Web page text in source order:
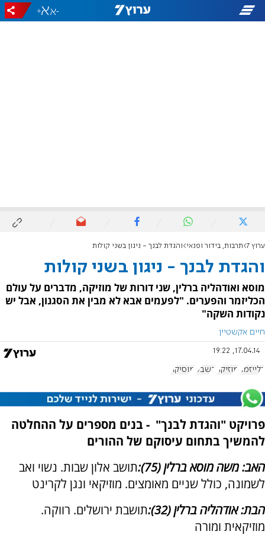
-
+
ערוץ 7 תרבות, בידור ופנאי והגדת לבנך - ניגון בשני קולות
והגדת לבנך - ניגון בשני קולות
מוסא ואודהליה ברלין, שני דורות של מוזיקה, מדברים על עולם
הכליזמר והפערים. "לפעמים אבא לא מבין את הסגנון, אבל יש
נקודות השקה"
חיים אקשטיין
17.04.14, 19:22
כלייזמר מוזיקה בשבע מוסיקה
פרויקט "והגדת לבנך" - בנים מספרים על ההחלטה
להמשיך בתחום עיסוקם של ההורים
האב: משה מוסא ברלין (75):
תושב אלון שבות. נשוי ואב
לשמונה, כולל שניים מאומצים. מוזיקאי ונגן לקרינט
הבת: אודהליה ברלין (32):
תושבת ירושלים. רווקה.
מוזיקאית ומורה